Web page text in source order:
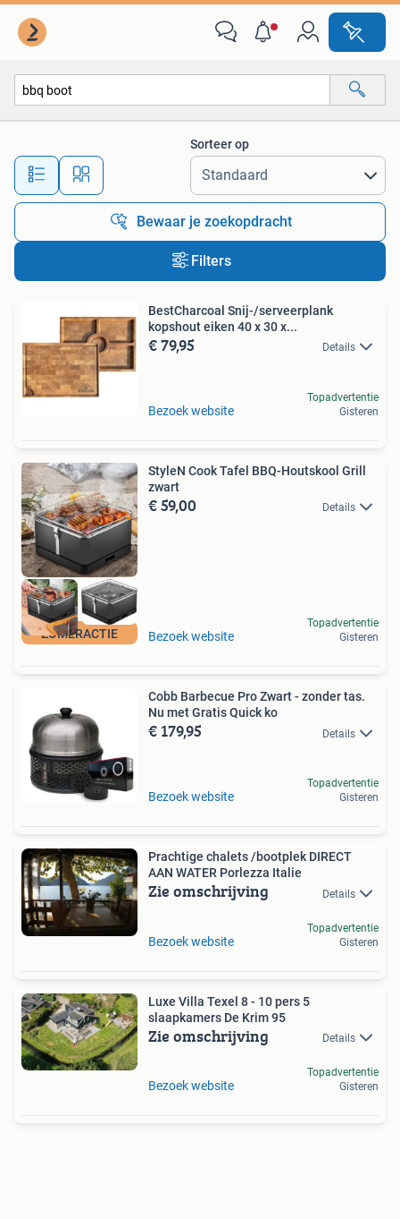
Alle afstanden…
Sorteer op
Bewaar je zoekopdracht
Filters
BestCharcoal Snij-/serveerplank
kopshout eiken 40 x 30 x...
€ 79,95 Details
Bezoek website
Topadvertentie
Gisteren
ZOMERACTIE
StyleN Cook Tafel BBQ-Houtskool Grill
zwart
€ 59,00 Details
Bezoek website
Topadvertentie
Gisteren
Cobb Barbecue Pro Zwart - zonder tas.
Nu met Gratis Quick ko
€ 179,95 Details
Bezoek website
Topadvertentie
Gisteren
Prachtige chalets /bootplek DIRECT
AAN WATER Porlezza Italie
Zie omschrijving Details
Bezoek website
Topadvertentie
Gisteren
Luxe Villa Texel 8 - 10 pers 5
slaapkamers De Krim 95
Zie omschrijving Details
Bezoek website
Topadvertentie
Gisteren